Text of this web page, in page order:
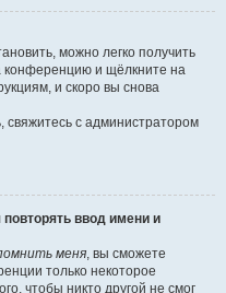
можно легко получить
конференцию и щёлкните на
и скоро вы снова
свяжитесь с администратором
ввод имени и
меня, вы сможете
только некоторое
чтобы никто другой не смог